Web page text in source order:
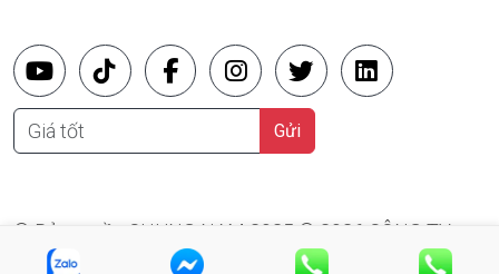
Giá tốt Gửi
© Bản quyền CHUNG NAM 2025 © 2026 CÔNG TY
TNHH SX TM XD ĐIỆN CHUNG NAM